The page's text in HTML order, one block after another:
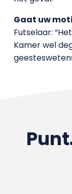
Gaat uw
Futselaar:
Kamer wel